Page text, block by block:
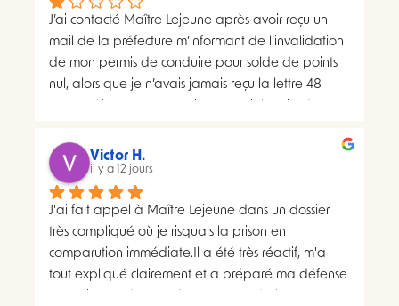
J’ai contacté Maître Lejeune après avoir reçu un
mail de la préfecture m’informant de l’invalidation
de mon permis de conduire pour solde de points
nul, alors que je n’avais jamais reçu la lettre 48
distributions à deux dates différentes, ce qui me
semblait présenter une anomalie nécessitant une
analyse juridique.Après avoir consulté les
nombreux avis positifs concernant Maître Lejeune,
je lui ai envoyé par courriel l’intégralité de mon
dossier. Je lui ai également demandé, à plusieurs
reprises, de m’indiquer clairement le montant de
Victor H.
il y a 12 jours
J'ai fait appel à Maître Lejeune dans un dossier
très compliqué où je risquais la prison en
comparution immédiate.Il a été très réactif, m'a
tout expliqué clairement et a préparé ma défense